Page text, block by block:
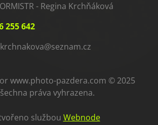
- Regina Krchňáková
255 642
akova@seznam.cz
www.photo-pazdera.com © 2025
práva vyhrazena.
službou Webnode